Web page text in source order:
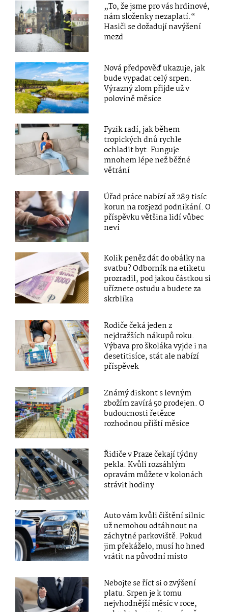
„To, že jsme pro vás hrdinové,
nám složenky nezaplatí.“
Hasiči se dožadují navýšení
mezd
Nová předpověď ukazuje, jak
bude vypadat celý srpen.
Výrazný zlom přijde už v
polovině měsíce
Fyzik radí, jak během
tropických dnů rychle
ochladit byt. Funguje
mnohem lépe než běžné
větrání
Úřad práce nabízí až 289 tisíc
korun na rozjezd podnikání. O
příspěvku většina lidí vůbec
neví
Kolik peněz dát do obálky na
svatbu? Odborník na etiketu
prozradil, pod jakou částkou si
uříznete ostudu a budete za
skrblíka
Rodiče čeká jeden z
nejdražších nákupů roku.
Výbava pro školáka vyjde i na
desetitisíce, stát ale nabízí
příspěvek
Známý diskont s levným
zbožím zavírá 50 prodejen. O
budoucnosti řetězce
rozhodnou příští měsíce
Řidiče v Praze čekají týdny
pekla. Kvůli rozsáhlým
opravám můžete v kolonách
strávit hodiny
Auto vám kvůli čištění silnic
už nemohou odtáhnout na
záchytné parkoviště. Pokud
jim překáželo, musí ho hned
vrátit na původní místo
Nebojte se říct si o zvýšení
platu. Srpen je k tomu
nejvhodnější měsíc v roce,